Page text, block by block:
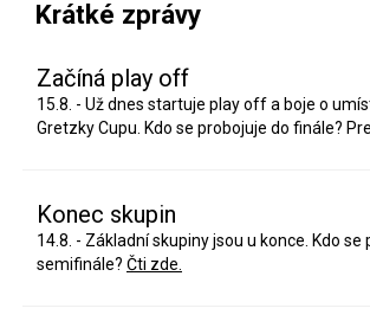
Krátké zprávy
Začíná play off
15.8. - Už dnes startuje play off a boje o
Gretzky Cupu. Kdo se probojuje do finále?
Konec skupin
14.8. - Základní skupiny jsou u konce. Kdo se
semifinále? Čti zde.